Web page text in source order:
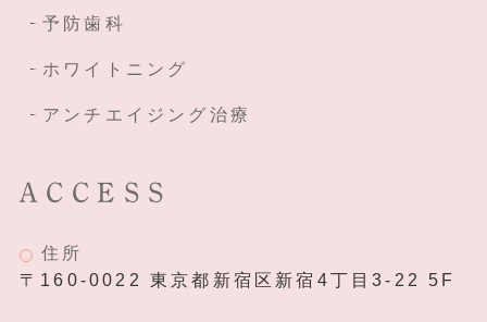
予防歯科
ホワイトニング
アンチエイジング治療
ACCESS
住所
〒160-0022 東京都新宿区新宿4丁目3-22 5F